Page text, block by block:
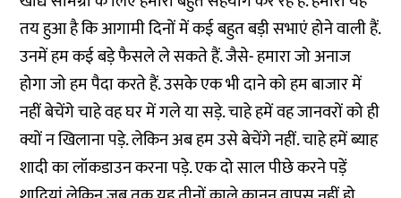
तय हुआ है कि आगामी दिनों में कई बहुत बड़ी सभाएं होने वाली हैं.
उनमें हम कई बड़े फैसले ले सकते हैं. जैसे- हमारा जो अनाज
होगा जो हम पैदा करते हैं. उसके एक भी दाने को हम बाजार में
नहीं बेचेंगे चाहे वह घर में गले या सड़े. चाहे हमें वह जानवरों को ही
क्यों न खिलाना पड़े. लेकिन अब हम उसे बेचेंगे नहीं. चाहे हमें ब्याह
शादी का लॉकडाउन करना पड़े. एक दो साल पीछे करने पड़ें